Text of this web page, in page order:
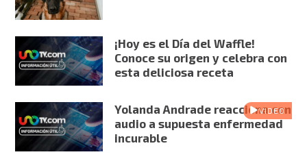
¡Hoy es el Día del Waffle!
Conoce su origen y celebra con
esta deliciosa receta
VIDEO
Yolanda Andrade reacciona con
audio a supuesta enfermedad
incurable